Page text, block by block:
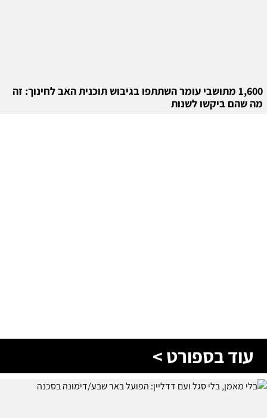
1,600 מתושבי עומר השתתפו בגיבוש תוכנית האב לחינוך: זה
מה שהם ביקשו לשנות
עוד בספורט >